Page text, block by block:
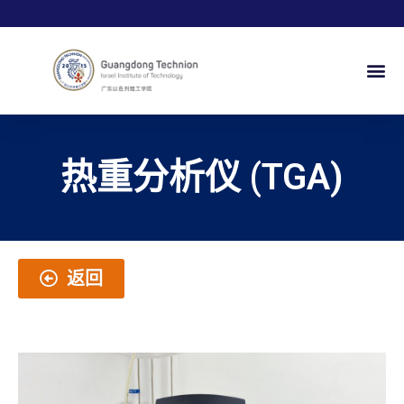
热重分析仪 (TGA)
返回